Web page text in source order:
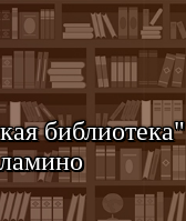
библиотека"